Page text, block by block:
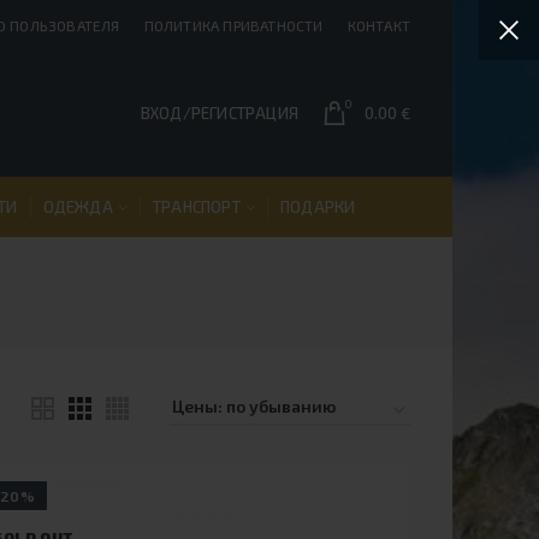
ПОЛЬЗОВАТЕЛЯ ПОЛИТИКА ПРИВАТНОСТИ КОНТАКТ
ВХОД/РЕГИСТРАЦИЯ 0 0.00 €
ОДЕЖДА ТРАНСПОРТ ПОДАРКИ